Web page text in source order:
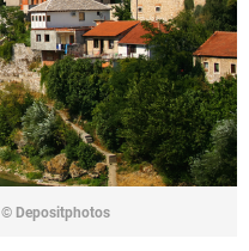
© Depositphotos